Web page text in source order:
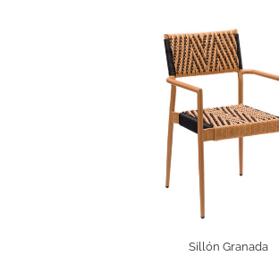
Sillón Granada